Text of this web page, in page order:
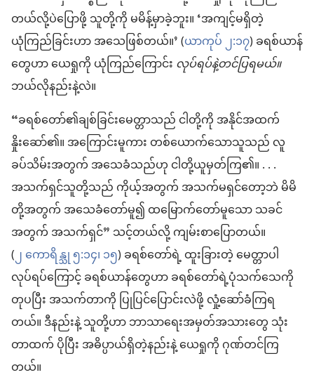
တယ်လို့ပဲပြောဖို့ သူတို့ကို မမိန့်မှာခဲ့ဘူး။ ‘အကျင့်မရှိတဲ့
ယုံကြည်ခြင်းဟာ အသေဖြစ်တယ်။’ (ယာကုပ် ၂:၁၇) ခရစ်ယာန်
တွေဟာ ယေရှုကို ယုံကြည်ကြောင်းလုပ်ရပ်နဲ့တင်ပြရမယ်။
ဘယ်လိုနည်းနဲ့လဲ။
“ခရစ်တော်၏ချစ်ခြင်းမေတ္တာသည် ငါတို့ကို အနိုင်အထက်
နှိုးဆော်၏။ အကြောင်းမူကား တစ်ယောက်သောသူသည် လူ
ခပ်သိမ်းအတွက် အသေခံသည်ဟု ငါတို့ယူမှတ်ကြ၏။ . . .
အသက်ရှင်သူတို့သည် ကိုယ့်အတွက် အသက်မရှင်တော့ဘဲ မိမိ
တို့အတွက် အသေခံတော်မူ၍ ထမြောက်တော်မူသော သခင်
အတွက် အသက်ရှင်” သင့်တယ်လို့ ကျမ်းစာပြောတယ်။
(၂ ကောရိန္သု ၅:၁၄၊ ၁၅) ခရစ်တော်ရဲ့ ထူးခြားတဲ့ မေတ္တာပါ
လုပ်ရပ်ကြောင့် ခရစ်ယာန်တွေဟာ ခရစ်တော်ရဲ့ပုံသက်သေကို
တုပပြီး အသက်တာကို ပြုပြင်ပြောင်းလဲဖို့ လှုံ့ဆော်ခံကြရ
တယ်။ ဒီနည်းနဲ့ သူတို့ဟာ ဘာသာရေးအမှတ်အသားတွေ သုံး
တာထက် ပိုပြီး အဓိပ္ပာယ်ရှိတဲ့နည်းနဲ့ ယေရှုကို ဂုဏ်တင်ကြ
တယ်။